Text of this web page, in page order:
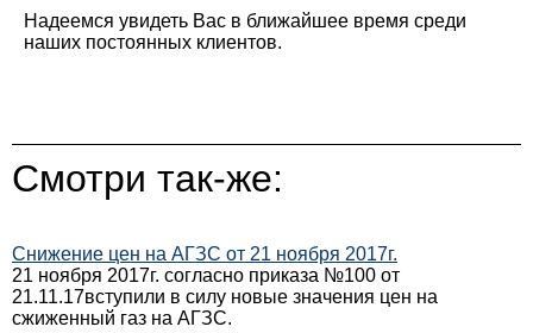
Надеемся увидеть Вас в ближайшее время среди
наших постоянных клиентов.
Смотри так-же:
Снижение цен на АГЗС от 21 ноября 2017г.
21 ноября 2017г. согласно приказа №100 от
21.11.17вступили в силу новые значения цен на
сжиженный газ на АГЗС.